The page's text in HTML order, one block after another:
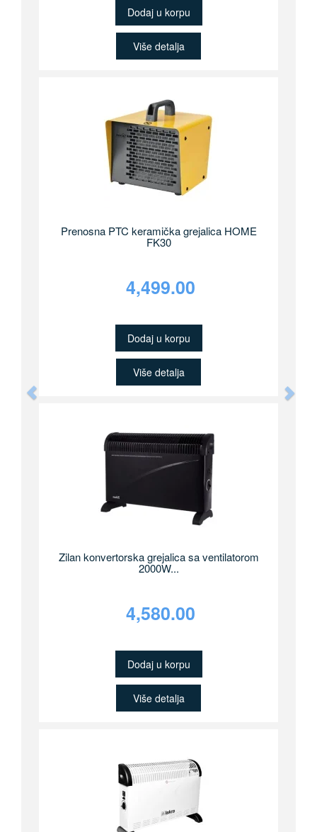
Dodaj u korpu
Više detalja
Prenosna PTC keramička grejalica HOME
FK30
4,499.00
Dodaj u korpu
Više detalja
Zilan konvertorska grejalica sa ventilatorom
2000W...
4,580.00
Dodaj u korpu
Više detalja